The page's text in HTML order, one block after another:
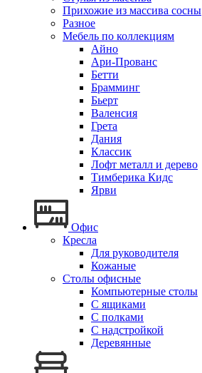
Прихожие из массива сосны
Разное
Мебель по коллекциям
Айно
Ари-Прованс
Бетти
Брамминг
Бьерт
Валенсия
Грета
Дания
Классик
Лофт металл и дерево
Тимберика Кидс
Ярви
Офис
Кресла
Для руководителя
Кожаные
Столы офисные
Компьютерные столы
С ящиками
С полками
С надстройкой
Деревянные